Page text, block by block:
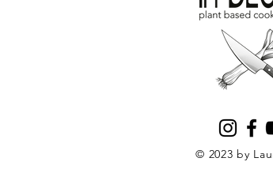
© 2023 by